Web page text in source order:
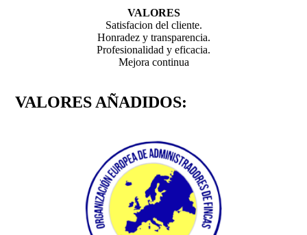
VALORES
Satisfacion del cliente.
Honradez y transparencia.
Profesionalidad y eficacia.
Mejora continua
VALORES AÑADIDOS: